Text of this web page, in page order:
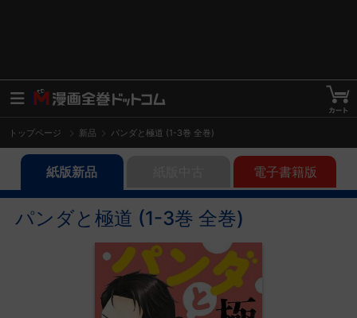
トップページ 新品 パンダと極道 (1-3巻 全巻)
紙版新品 電子書籍版
パンダと極道 (1-3巻 全巻)